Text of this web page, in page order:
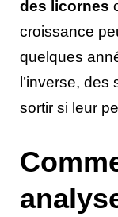
des licornes
croissance
quelques
l’inverse,
sortir si leur